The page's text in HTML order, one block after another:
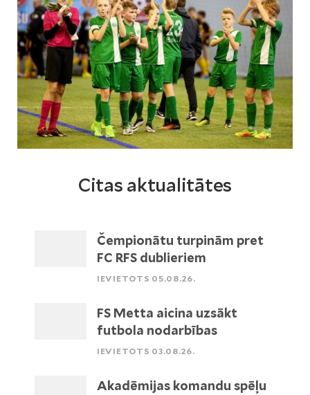
Citas aktualitātes
Čempionātu turpinām pret
FC RFS dublieriem
IEVIETOTS 05.08.26.
FS Metta aicina uzsākt
futbola nodarbības
IEVIETOTS 03.08.26.
Akadēmijas komandu spēļu